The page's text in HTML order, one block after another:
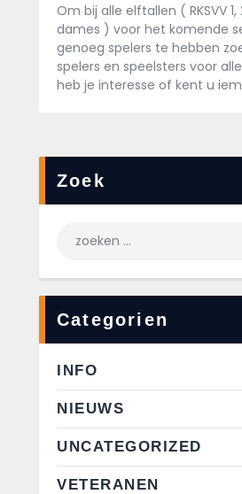
Om bij alle elftallen ( RKSVV
dames ) voor het komende
genoeg spelers te hebben
spelers en speelsters voor
heb je interesse of kent u
Zoek
Categorien
INFO
NIEUWS
UNCATEGORIZED
VETERANEN